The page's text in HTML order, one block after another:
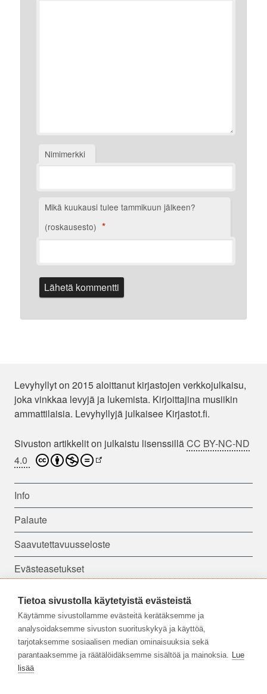
Nimimerkki
Mikä kuukausi tulee tammikuun jälkeen?
(roskausesto) *
Levyhyllyt on 2015 aloittanut kirjastojen verkkojulkaisu,
joka vinkkaa levyjä ja lukemista. Kirjoittajina musiikin
ammattilaisia. Levyhyllyjä julkaisee Kirjastot.fi.
Sivuston artikkelit on julkaistu lisenssilläCC BY-NC-ND
4.0
Info
Palaute
Saavutettavuusseloste
Evästeasetukset
Seuraa meitä:
Tietoa sivustolla käytetyistä evästeistä
Käytämme sivustollamme evästeitä kerätäksemme ja
analysoidaksemme sivuston suorituskykyä ja käyttöä,
tarjotaksemme sosiaalisen median ominaisuuksia sekä
parantaaksemme ja räätälöidäksemme sisältöä ja mainoksia. Lue
lisää